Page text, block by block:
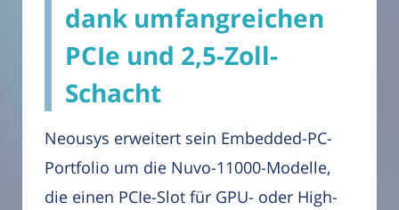
dank umfangreichen
PCIe und 2,5-Zoll-
Schacht
Neousys erweitert sein Embedded-PC-
Portfolio um die Nuvo-11000-Modelle,
die einen PCIe-Slot für GPU- oder High-